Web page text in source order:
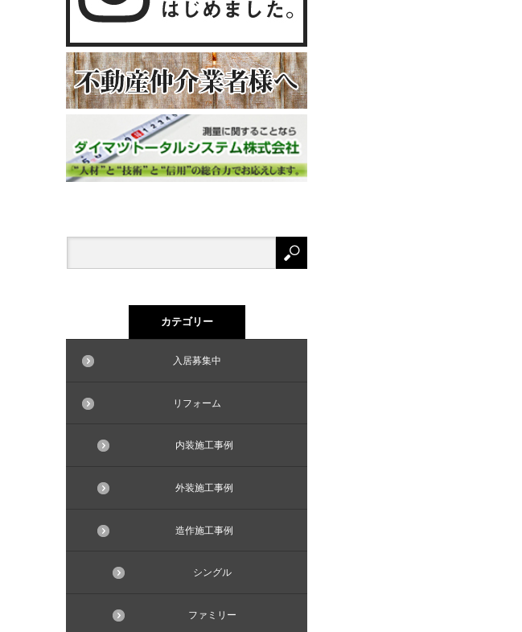
カテゴリー
入居募集中
リフォーム
内装施工事例
外装施工事例
造作施工事例
シングル
ファミリー